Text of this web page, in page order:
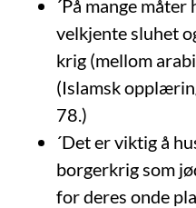
´På mange
velkjente sluhet
krig (mellom
(Islamsk
78.)
´Det er viktig å
borgerkrig som
for deres onde